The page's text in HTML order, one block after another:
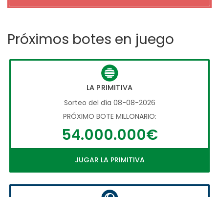
Próximos botes en juego
LA PRIMITIVA
Sorteo del día 08-08-2026
PRÓXIMO BOTE MILLONARIO:
54.000.000€
JUGAR LA PRIMITIVA